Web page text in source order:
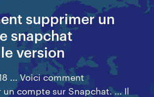
supprimer un
snapchat
version
... Voici comment
compte sur Snapchat. ... Il